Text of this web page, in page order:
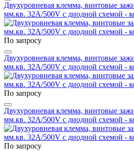
Двухуровневая клемма, винтовые
мм.кв. 32A/500V с диодной схемой -
По запросу
Двухуровневая клемма, винтовые
мм.кв. 32A/500V с диодной схемой -
По запросу
Двухуровневая клемма, винтовые
мм.кв. 32A/500V с диодной схемой -
По запросу